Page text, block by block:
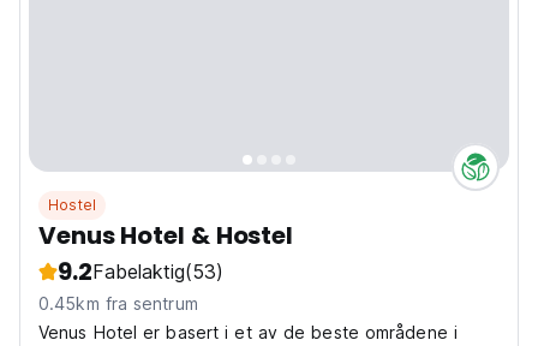
Hostel
Venus Hotel & Hostel
9.2Fabelaktig(53)
0.45km fra sentrum
Venus Hotel er basert i et av de beste områdene i